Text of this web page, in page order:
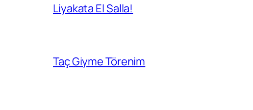
Liyakata El Salla!
Taç Giyme Törenim